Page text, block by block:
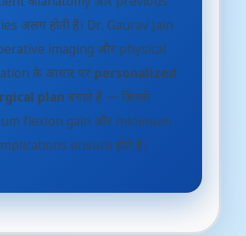
अलग होती हैं। Dr. Gaurav Jain
imaging और physical
के आधार पर personalized
plan बनाते हैं — जिससे
flexion gain और minimum
ensure होते हैं।